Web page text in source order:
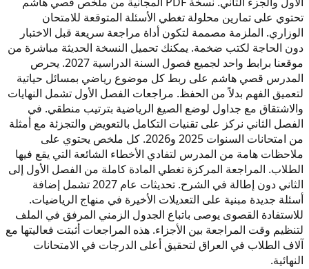
تحتوي على تمارين محلولة تغطي الأسئلة المتوقعة للامتحان
الوزاري. الملزمة مصممة لتكون أداة مراجعة سريعة قبل الاختبار
دون الحاجة لكتب ضخمة. يمكنك تحميل النسخة الحديثة مباشرة من
موقعنا برابط واحد لجميع فصول السنة الدراسية 2027. يحرص
المدرس قصي هاشم على ربط كل موضوع رياضي بمسائل حياتية
لتعميق الفهم بدلاً من الحفظ. مراجعات الفصل الأول تشمل النهايات
والاشتقاق مع جداول لوضع الصيغ الرياضية بترتيب منطقي. في
الفصل الثاني نركز على تقنيات التكامل بالتعويض والتجزئة مع أمثلة
من امتحانات السنوات 2025 و2026. كل ملخص يحتوي على
ملاحظات هامة من المدرس لتفادي الأخطاء الشائعة التي يقع فيها
الطلاب. المراجعة المركزة تغطي المادة كاملة من الفصل الأول إلى
الثاني دون إطالة في الشرح. تحديثات عام 2027 تشمل إضافة
أسئلة جديدة مبنية على التعديلات الأخيرة في منهاج الرياضيات.
للاستفادة القصوى يوصى باتباع الجدول الزمني المرفق في الملف
لتنظيم وقت المراجعة بين الأجزاء. هذه المراجعات أثبتت فعاليتها مع
آلاف الطلاب في العراق لتحقيق أعلى الدرجات في الامتحانات
النهائية.